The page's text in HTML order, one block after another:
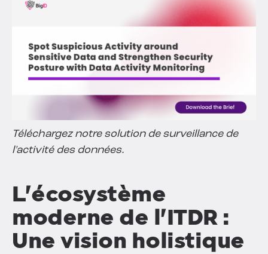
Téléchargez notre solution de surveillance de
l'activité des données.
L'écosystème
moderne de l'ITDR :
Une vision holistique